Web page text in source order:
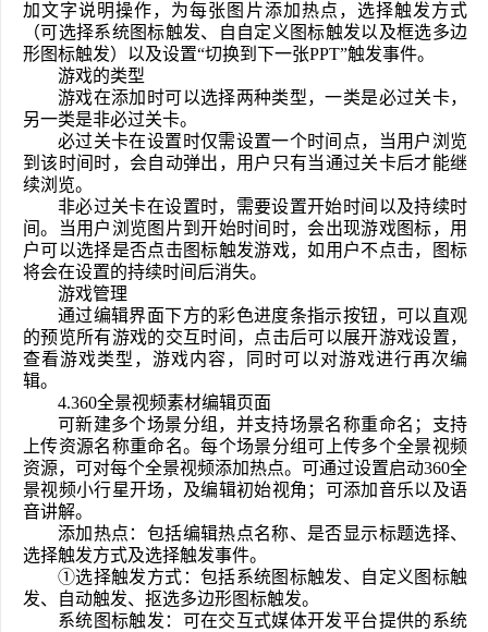
加文字说明操作，为每张图片添加热点，选择触发方式
（可选择系统图标触发、自自定义图标触发以及框选多边
形图标触发）以及设置“切换到下一张PPT”触发事件。
游戏的类型
游戏在添加时可以选择两种类型，一类是必过关卡，
另一类是非必过关卡。
必过关卡在设置时仅需设置一个时间点，当用户浏览
到该时间时，会自动弹出，用户只有当通过关卡后才能继
续浏览。
非必过关卡在设置时，需要设置开始时间以及持续时
间。当用户浏览图片到开始时间时，会出现游戏图标，用
户可以选择是否点击图标触发游戏，如用户不点击，图标
将会在设置的持续时间后消失。
游戏管理
通过编辑界面下方的彩色进度条指示按钮，可以直观
的预览所有游戏的交互时间，点击后可以展开游戏设置，
查看游戏类型，游戏内容，同时可以对游戏进行再次编
辑。
4.360全景视频素材编辑页面
可新建多个场景分组，并支持场景名称重命名；支持
上传资源名称重命名。每个场景分组可上传多个全景视频
资源，可对每个全景视频添加热点。可通过设置启动360全
景视频小行星开场，及编辑初始视角；可添加音乐以及语
音讲解。
添加热点：包括编辑热点名称、是否显示标题选择、
选择触发方式及选择触发事件。
①选择触发方式：包括系统图标触发、自定义图标触
发、自动触发、抠选多边形图标触发。
系统图标触发：可在交互式媒体开发平台提供的系统